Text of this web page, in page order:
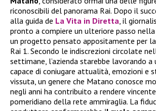
riconoscibili del panorama Rai. Dopo il
alla guida de La Vita in Diretta , il
pronto a compiere un ulteriore passo nella
un progetto pensato appositamente per
Rai 1. Secondo le indiscrezioni circolate
settimane, l’azienda starebbe lavorando a
capace di coniugare attualità, emozioni e
vissuta, un genere che Matano conosce
negli anni ha contribuito a rendere
pomeridiano della rete ammiraglia. La